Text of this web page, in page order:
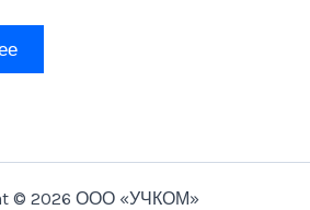
© 2026 ООО «УЧКОМ»